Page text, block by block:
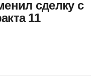
сделку с
11